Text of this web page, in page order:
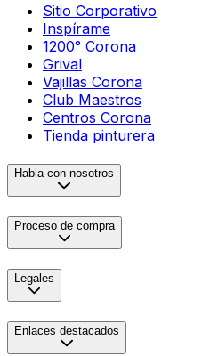
Sitio Corporativo
Inspírame
1200° Corona
Grival
Vajillas Corona
Club Maestros
Centros Corona
Tienda pinturera
Habla con nosotros
Proceso de compra
Legales
Enlaces destacados